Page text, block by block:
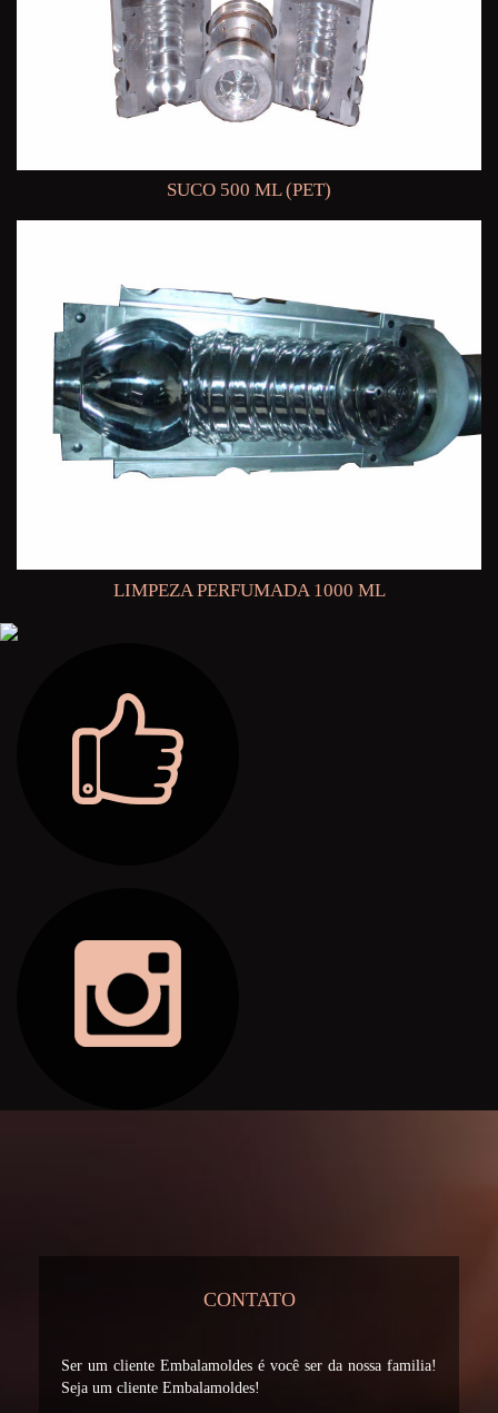
SUCO 500 ML (PET)
LIMPEZA PERFUMADA 1000 ML
CONTATO
Ser um cliente Embalamoldes é você ser da nossa familia!
Seja um cliente Embalamoldes!